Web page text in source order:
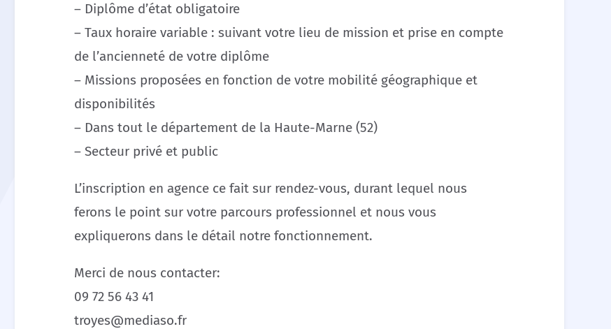
– Diplôme d’état obligatoire
– Taux horaire variable : suivant votre lieu de mission et prise en compte
de l’ancienneté de votre diplôme
– Missions proposées en fonction de votre mobilité géographique et
disponibilités
– Dans tout le département de la Haute-Marne (52)
– Secteur privé et public
L’inscription en agence ce fait sur rendez-vous, durant lequel nous
ferons le point sur votre parcours professionnel et nous vous
expliquerons dans le détail notre fonctionnement.
Merci de nous contacter:
09 72 56 43 41
troyes@mediaso.fr